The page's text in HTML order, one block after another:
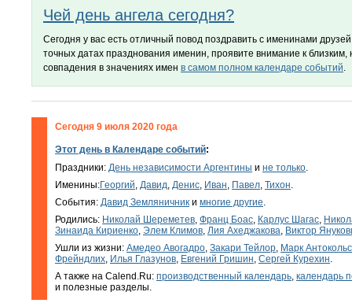
Чей день ангела сегодня?
Сегодня у вас есть отличный повод поздравить с именинами
точных датах празднования именин, проявите внимание к
совпадения в значениях имен в самом полном календаре событий.
Сегодня 9 июля 2020 года
Этот день в Календаре событий:
Праздники: День независимости Аргентины и не только.
Именины:Георгий, Давид, Денис, Иван, Павел, Тихон.
События: Давид Земляничник и многие другие.
Родились: Николай Шереметев, Франц Боас, Карлус Шагас,
Зинаида Кириенко, Элем Климов, Лия Ахеджакова, Виктор
Ушли из жизни: Амедео Авогадро, Закари Тейлор, Марк
Фрейндлих, Илья Глазунов, Евгений Гришин, Сергей Курехин.
А также на Calend.Ru: производственный календарь, календарь
и полезные разделы.